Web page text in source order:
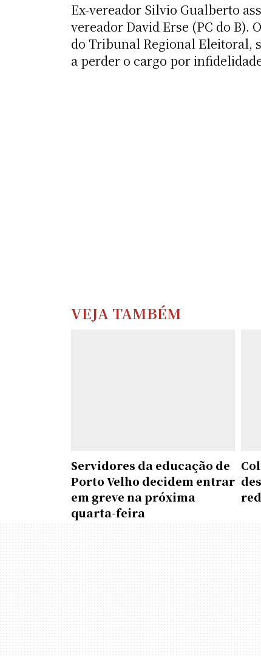
Ex-vereador Silvio Gualberto
vereador David Erse (PC do B).
do Tribunal Regional Eleitoral,
a perder o cargo por
VEJA TAMBÉM
Servidores da educação de
Porto Velho decidem entrar
em greve na próxima
quarta-feira